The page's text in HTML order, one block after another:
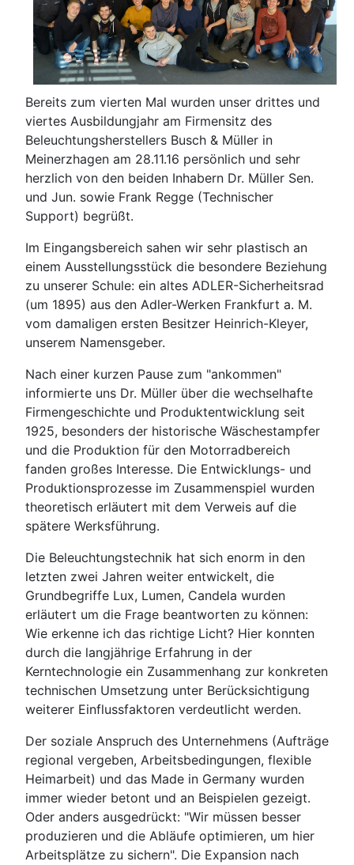
Bereits zum vierten Mal wurden unser drittes und
viertes Ausbildungjahr am Firmensitz des
Beleuchtungsherstellers Busch & Müller in
Meinerzhagen am 28.11.16 persönlich und sehr
herzlich von den beiden Inhabern Dr. Müller Sen.
und Jun. sowie Frank Regge (Technischer
Support) begrüßt.
Im Eingangsbereich sahen wir sehr plastisch an
einem Ausstellungsstück die besondere Beziehung
zu unserer Schule: ein altes ADLER-Sicherheitsrad
(um 1895) aus den Adler-Werken Frankfurt a. M.
vom damaligen ersten Besitzer Heinrich-Kleyer,
unserem Namensgeber.
Nach einer kurzen Pause zum "ankommen"
informierte uns Dr. Müller über die wechselhafte
Firmengeschichte und Produktentwicklung seit
1925, besonders der historische Wäschestampfer
und die Produktion für den Motorradbereich
fanden großes Interesse. Die Entwicklungs- und
Produktionsprozesse im Zusammenspiel wurden
theoretisch erläutert mit dem Verweis auf die
spätere Werksführung.
Die Beleuchtungstechnik hat sich enorm in den
letzten zwei Jahren weiter entwickelt, die
Grundbegriffe Lux, Lumen, Candela wurden
erläutert um die Frage beantworten zu können:
Wie erkenne ich das richtige Licht? Hier konnten
durch die langjährige Erfahrung in der
Kerntechnologie ein Zusammenhang zur konkreten
technischen Umsetzung unter Berücksichtigung
weiterer Einflussfaktoren verdeutlicht werden.
Der soziale Anspruch des Unternehmens (Aufträge
regional vergeben, Arbeitsbedingungen, flexible
Heimarbeit) und das Made in Germany wurden
immer wieder betont und an Beispielen gezeigt.
Oder anders ausgedrückt: "Wir müssen besser
produzieren und die Abläufe optimieren, um hier
Arbeitsplätze zu sichern". Die Expansion nach